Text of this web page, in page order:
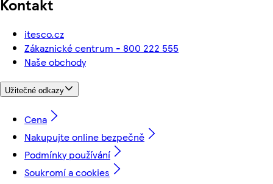
Kontakt
itesco.cz
Zákaznické centrum - 800 222 555
Naše obchody
Užitečné odkazy
Cena
Nakupujte online bezpečně
Podmínky používání
Soukromí a cookies